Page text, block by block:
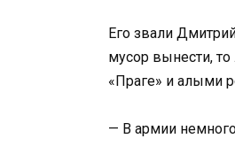
Его звали
мусор вынести,
«Праге» и алыми
— В армии